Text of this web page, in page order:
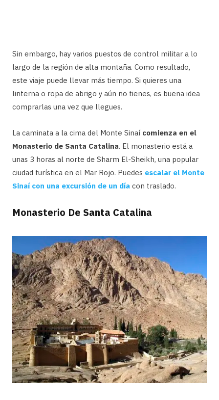
Sin embargo, hay varios puestos de control militar a lo
largo de la región de alta montaña. Como resultado,
este viaje puede llevar más tiempo. Si quieres una
linterna o ropa de abrigo y aún no tienes, es buena idea
comprarlas una vez que llegues.
La caminata a la cima del Monte Sinaí comienza en el
Monasterio de Santa Catalina. El monasterio está a
unas 3 horas al norte de Sharm El-Sheikh, una popular
ciudad turística en el Mar Rojo. Puedes escalar el Monte
Sinaí con una excursión de un día con traslado.
Monasterio De Santa Catalina